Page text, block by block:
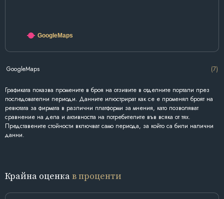
GoogleMaps
GoogleMaps (7)
Графиката показва промените в броя на отзивите в отделните портали през
последователни периоди. Данните илюстрират как се е променял броят на
ревютата за фирмата в различни платформи за мнения, като позволяват
сравнение на дела и активността на потребителите във всяка от тях.
Представените стойности включват само периода, за който са били налични
данни.
Крайна оценкав проценти